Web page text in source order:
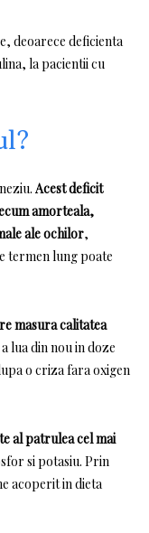
deoarece deficienta
la pacientii cu
Acest deficit
amorteala,
ale ochilor,
termen lung poate
masura calitatea
lua din nou in doze
o criza fara oxigen
al patrulea cel mai
si potasiu. Prin
acoperit in dieta